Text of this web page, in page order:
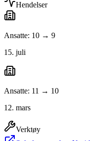
Hendelser
Ansatte: 10 → 9
15. juli
Ansatte: 11 → 10
12. mars
Verktøy